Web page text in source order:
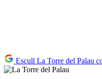
Escull La Torre del Palau